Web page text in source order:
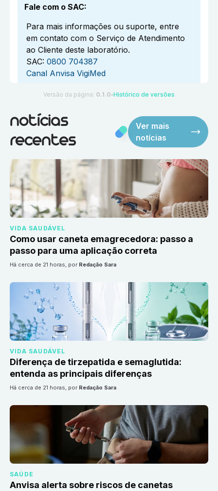
Fale com o SAC:
Para mais informações ou suporte, entre
em contato com o Serviço de Atendimento
ao Cliente deste laboratório.
SAC: 0800 704387
Canal Anvisa VigiMed
Versão da página: 0.1.0 ●Histórico de versões
notícias
recentes
Ver mais
notícias
VIDA SAUDÁVEL
Como usar caneta emagrecedora: passo a
passo para uma aplicação correta
há cerca de 21 horas, por Redação Sara
VIDA SAUDÁVEL
Diferença de tirzepatida e semaglutida:
entenda as principais diferenças
há cerca de 21 horas, por Redação Sara
SAÚDE
Anvisa alerta sobre riscos de canetas